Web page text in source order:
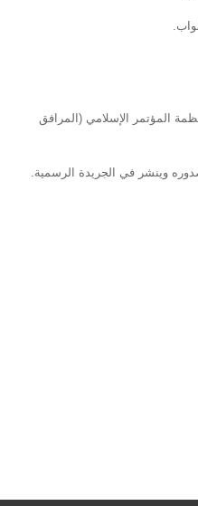
المؤتمر الإسلامي (المرافق